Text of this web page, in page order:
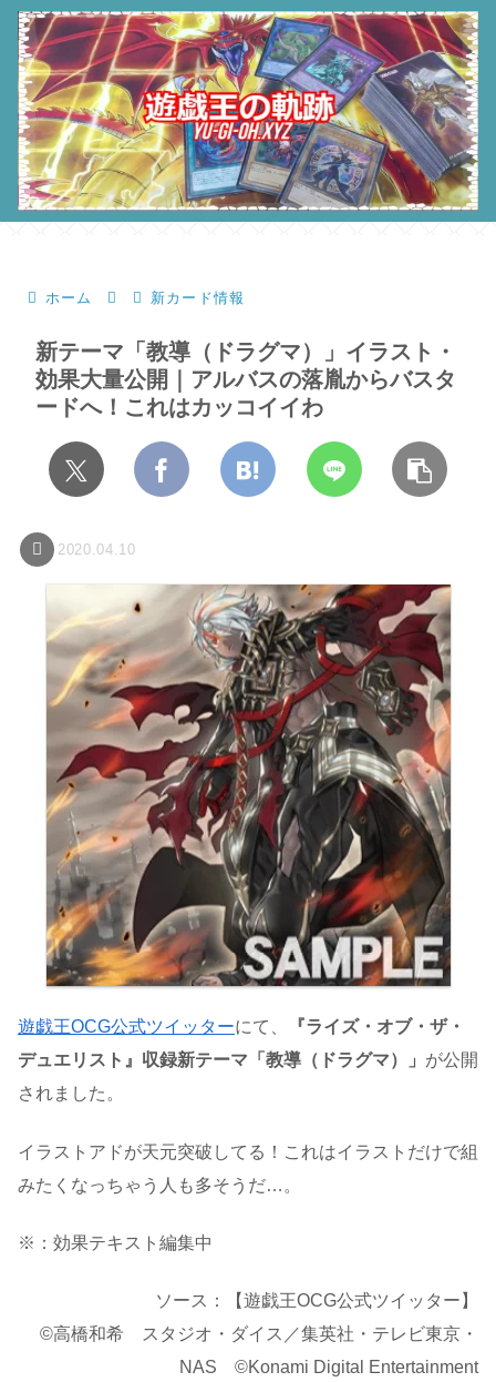
ホーム 新カード情報
新テーマ「教導（ドラグマ）」イラスト・
効果大量公開｜アルバスの落胤からバスタ
ードへ！これはカッコイイわ
2020.04.10
遊戯王OCG公式ツイッターにて、
『ライズ・オブ・ザ・
デュエリスト』収録新テーマ「教導（ドラグマ）」 が公開
されました。
イラストアドが天元突破してる！これはイラストだけで組
みたくなっちゃう人も多そうだ…。
※：効果テキスト編集中
ソース：【遊戯王OCG公式ツイッター】
©高橋和希 スタジオ・ダイス／集英社・テレビ東京・
NAS ©Konami Digital Entertainment